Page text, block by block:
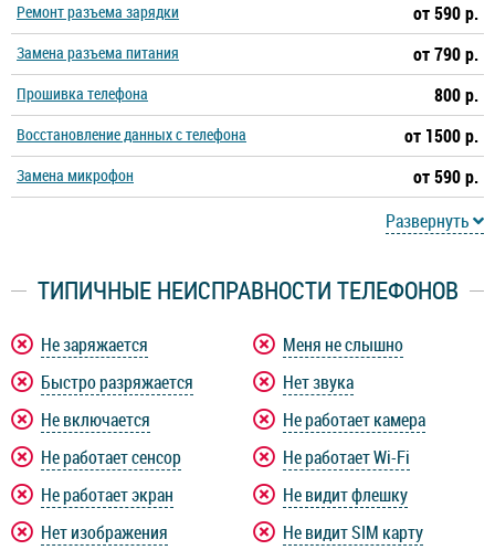
Ремонт разъема зарядки от 590 р.
Замена разъема питания от 790 р.
Прошивка телефона 800 р.
Восстановление данных с телефона от 1500 р.
Замена микрофон
от 590 р.
Развернуть
ТИПИЧНЫЕ НЕИСПРАВНОСТИ ТЕЛЕФОНОВ
Не заряжается
Быстро разряжается
Не включается
Не работает сенсор
Не работает экран
Нет изображения
Меня не слышно
Нет звука
Не работает камера
Не работает Wi-Fi
Не видит флешку
Не видит SIM карту